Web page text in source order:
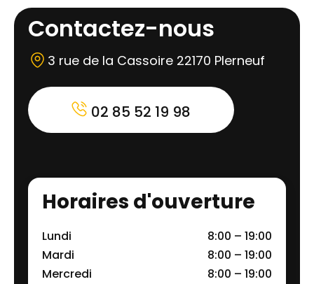
Contactez-nous
3 rue de la Cassoire 22170 Plerneuf
02 85 52 19 98
Horaires d'ouverture
Lundi
8:00 – 19:00
Mardi
8:00 – 19:00
Mercredi
8:00 – 19:00